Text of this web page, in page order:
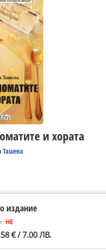
и хората
Ташева
издание
НЕ
€ / 7.00 ЛВ.